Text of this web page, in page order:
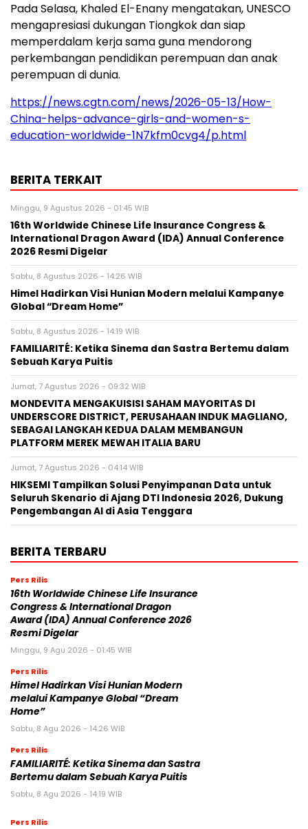
Pada Selasa, Khaled El-Enany mengatakan, UNESCO
mengapresiasi dukungan Tiongkok dan siap
memperdalam kerja sama guna mendorong
perkembangan pendidikan perempuan dan anak
perempuan di dunia.
https://news.cgtn.com/news/2026-05-13/How-
China-helps-advance-girls-and-women-s-
education-worldwide-1N7kfm0cvg4/p.html
BERITA TERKAIT
Minggu, 9 Agustus 2026 - 01:45 WIB
16th Worldwide Chinese Life Insurance Congress &
International Dragon Award (IDA) Annual Conference
2026 Resmi Digelar
Sabtu, 8 Agustus 2026 - 14:26 WIB
Himel Hadirkan Visi Hunian Modern melalui Kampanye
Global “Dream Home”
Sabtu, 8 Agustus 2026 - 14:19 WIB
FAMILIARITÉ: Ketika Sinema dan Sastra Bertemu dalam
Sebuah Karya Puitis
Jumat, 7 Agustus 2026 - 09:32 WIB
MONDEVITA MENGAKUISISI SAHAM MAYORITAS DI
UNDERSCORE DISTRICT, PERUSAHAAN INDUK MAGLIANO,
SEBAGAI LANGKAH KEDUA DALAM MEMBANGUN
PLATFORM MEREK MEWAH ITALIA BARU
Jumat, 7 Agustus 2026 - 04:14 WIB
HIKSEMI Tampilkan Solusi Penyimpanan Data untuk
Seluruh Skenario di Ajang DTI Indonesia 2026, Dukung
Pengembangan AI di Asia Tenggara
BERITA TERBARU
Pers Rilis
16th Worldwide Chinese Life Insurance
Congress & International Dragon
Award (IDA) Annual Conference 2026
Resmi Digelar
Minggu, 9 Agu 2026 - 01:45 WIB
Pers Rilis
Himel Hadirkan Visi Hunian Modern
melalui Kampanye Global “Dream
Home”
Sabtu, 8 Agu 2026 - 14:26 WIB
Pers Rilis
FAMILIARITÉ: Ketika Sinema dan Sastra
Bertemu dalam Sebuah Karya Puitis
Sabtu, 8 Agu 2026 - 14:19 WIB
Pers Rilis